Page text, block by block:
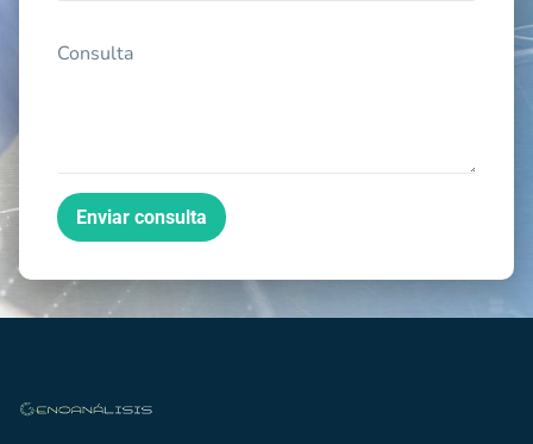
Enviar consulta